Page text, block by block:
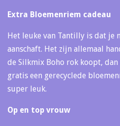
Extra Bloemenriem cadeau
Het leuke van Tantilly is dat je
aanschaft. Het zijn allemaal
de Silkmix Boho rok koopt,
gratis een gerecyclede
super leuk.
Op en top vrouw